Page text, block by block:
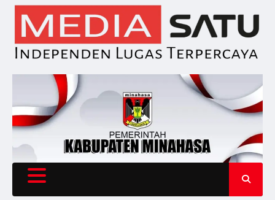
Skip
content